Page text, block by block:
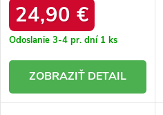
24,90 €
Odoslanie 3-4 pr. dní 1 ks
DETAIL